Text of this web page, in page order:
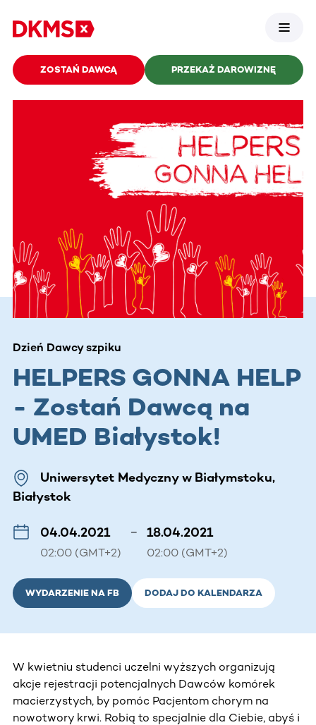
ZOSTAŃ DAWCĄ PRZEKAŻ DAROWIZNĘ
Dzień Dawcy szpiku
HELPERS GONNA HELP
- Zostań Dawcą na
UMED Białystok!
Uniwersytet Medyczny w Białymstoku,
Białystok
04.04.2021
02:00 (GMT+2)
– 18.04.2021
02:00 (GMT+2)
WYDARZENIE NA FB DODAJ DO KALENDARZA
W kwietniu studenci uczelni wyższych organizują
akcje rejestracji potencjalnych Dawców komórek
macierzystych, by pomóc Pacjentom chorym na
nowotwory krwi. Robią to specjalnie dla Ciebie, abyś i